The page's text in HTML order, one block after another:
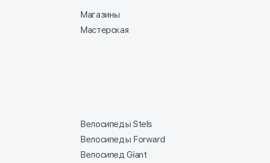
Магазины
Мастерская
Велосипеды Stels
Велосипеды Forward
Велосипед Giant